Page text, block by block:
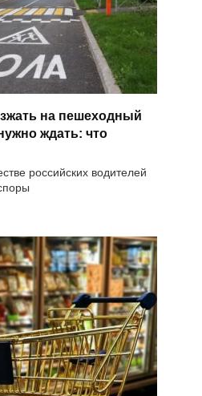
на пешеходный
ждать: что
российских водителей